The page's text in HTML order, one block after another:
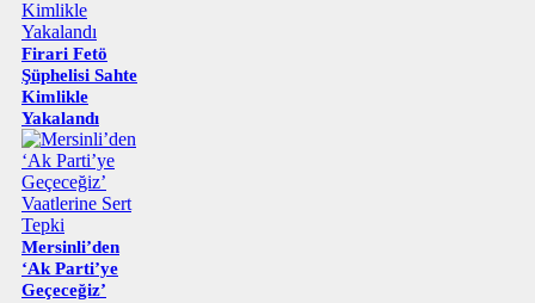
Firari Fetö
Şüphelisi Sahte
Kimlikle
Yakalandı
Mersinli’den
‘Ak Parti’ye
Geçeceğiz’